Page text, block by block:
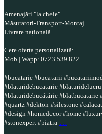
Amenajări "la cheie"
Măsuratori-Transport-Montaj
Livrare națională
Cere oferta personalizată:
Mob | Wapp: 0723.539.822
#bucatarie #bucatarii
#blaturidebucatarie
#blaturidebucătărie #blatbucatarie
#quartz #dekton #silestone
#design #homedecor #home
#stonexpert #piatra …